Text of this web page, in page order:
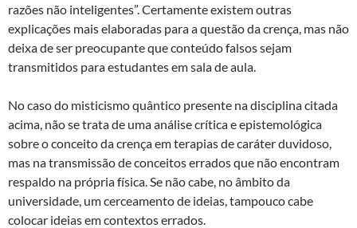
razões não inteligentes”. Certamente existem outras
explicações mais elaboradas para a questão da crença, mas não
deixa de ser preocupante que conteúdo falsos sejam
transmitidos para estudantes em sala de aula.
No caso do misticismo quântico presente na disciplina citada
acima, não se trata de uma análise crítica e epistemológica
sobre o conceito da crença em terapias de caráter duvidoso,
mas na transmissão de conceitos errados que não encontram
respaldo na própria física. Se não cabe, no âmbito da
universidade, um cerceamento de ideias, tampouco cabe
colocar ideias em contextos errados.